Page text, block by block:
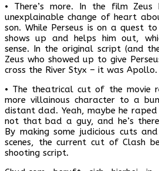
• There’s more. In the film
unexplainable change of heart
son. While Perseus is on a quest
shows up and helps him out,
sense. In the original script (and
Zeus who showed up to give
cross the River Styx – it was Apollo.
• The theatrical cut of the movie
more villainous character to a
distant dad. Yeah, maybe he raped
not that bad a guy, and he’s
By making some judicious cuts
scenes, the current cut of Clash
shooting script.